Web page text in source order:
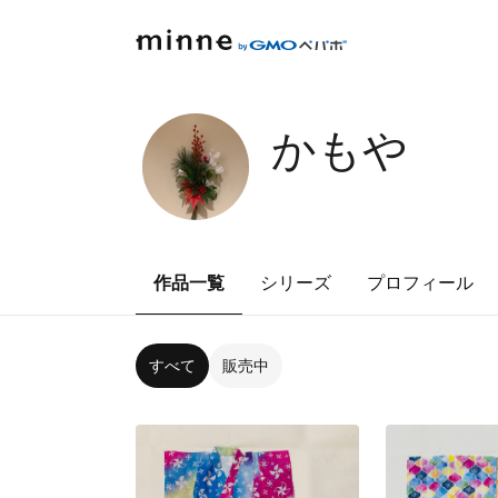
かもや
作品一覧 シリーズ プロフィール
すべて 販売中